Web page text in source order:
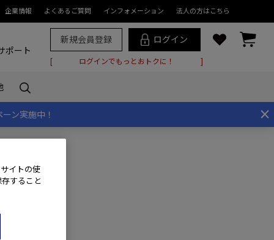
企業情報 よくあるご質問 インフォメーション 法人の方はこちら
ポート
新規会員登録 ログイン
ログインでもっとおトクに！
×
ン実施中！
イトの使
すること